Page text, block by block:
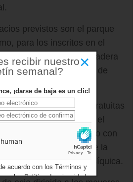
previstos son el parque
para los inscritos en el
Gutiérrez Soto, y la pradera
para los del Centro de
de las actividades gratuitas
Activos", organiza el
de octubre a junio con
activo de la
de su salud física y psíquica.
×
recibir nuestro
semanal?
¡darse de baja es un clic!
acuerdo con los Términos y
y losPolítica de privacidad